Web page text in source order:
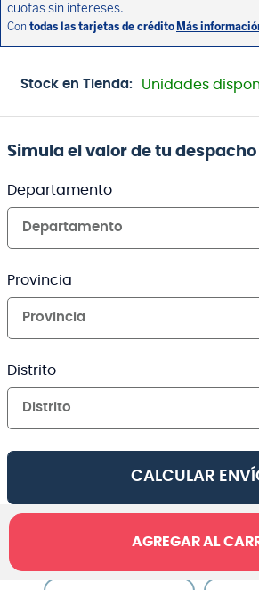
Stock en Tienda: Unidades
Simula el valor de tu despacho
Departamento
Departamento
Provincia
Provincia
Distrito
Distrito
CALCULAR
AGREGAR AL
Canales de venta y asesoría